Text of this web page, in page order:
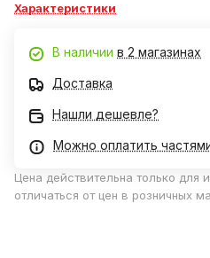
Характеристики
В наличии в 2 магазинах
Доставка
Нашли дешевле?
Можно оплатить
Цена действительна только для
отличаться от цен в розничных